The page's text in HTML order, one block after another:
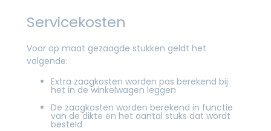
Servicekosten
Voor op maat gezaagde stukken geldt het
volgende:
Extra zaagkosten worden pas berekend bij
het in de winkelwagen leggen
De zaagkosten worden berekend in functie
van de dikte en het aantal stuks dat wordt
besteld